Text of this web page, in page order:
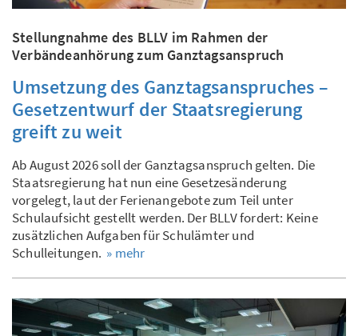
Stellungnahme des BLLV im Rahmen der
Verbändeanhörung zum Ganztagsanspruch
Umsetzung des Ganztagsanspruches –
Gesetzentwurf der Staatsregierung
greift zu weit
Ab August 2026 soll der Ganztagsanspruch gelten. Die
Staatsregierung hat nun eine Gesetzesänderung
vorgelegt, laut der Ferienangebote zum Teil unter
Schulaufsicht gestellt werden. Der BLLV fordert: Keine
zusätzlichen Aufgaben für Schulämter und
Schulleitungen. » mehr